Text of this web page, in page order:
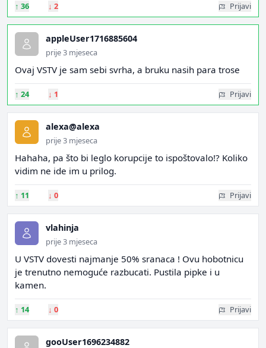
↑ 36 ↓ 2 Prijavi
appleUser1716885604
prije 3 mjeseca
Ovaj VSTV je sam sebi svrha, a bruku nasih para trose
↑ 24 ↓ 1 Prijavi
alexa@alexa
prije 3 mjeseca
Hahaha, pa što bi leglo korupcije to ispoštovalo!? Koliko
vidim ne ide im u prilog.
↑ 11 ↓ 0 Prijavi
vlahinja
prije 3 mjeseca
U VSTV dovesti najmanje 50% sranaca ! Ovu hobotnicu
je trenutno nemoguće razbucati. Pustila pipke i u
kamen.
↑ 14 ↓ 0 Prijavi
gooUser1696234882